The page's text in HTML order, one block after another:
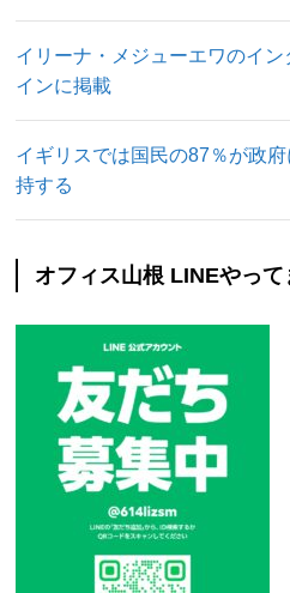
イリーナ・メジューエワのイ
インに掲載
イギリスでは国民の87％が政
持する
オフィス山根 LINEやって